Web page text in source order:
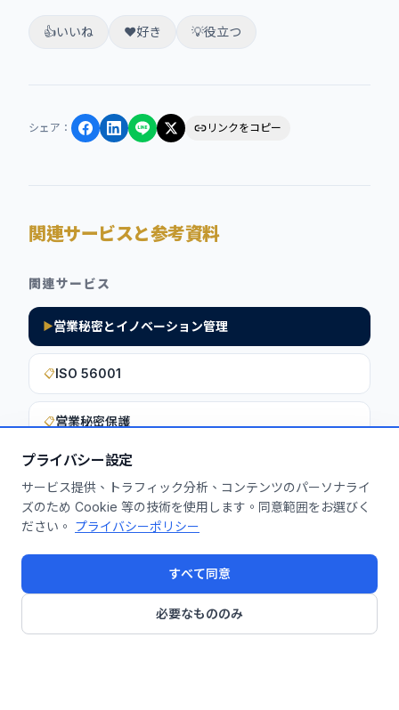
プライバシー設定
サービス提供、トラフィック分析、コンテンツのパーソナライ
ズのため Cookie 等の技術を使用します。同意範囲をお選びく
ださい。 プライバシーポリシー
すべて同意
必要なもののみ
👍いいね ❤️好き 💡役立つ
シェア ： リンクをコピー
関連サービスと参考資料
関連サービス
▶営業秘密とイノベーション管理
📋ISO 56001
📋営業秘密保護
このインサイトを貴社に活用しません
か？
無料診断を申し込む